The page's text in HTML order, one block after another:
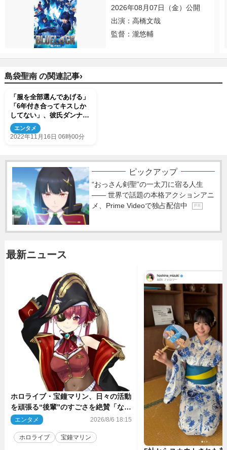
2026年08月07日（金）公開
出演：高橋文哉
監督：瀧悠輔
島袋聖南 の関連記事›
「服を全部選んであげる」
「6年付き合ってキスしか
してない」、彼氏ダンナの
ことが好きすぎる赤井佳子
らの言動に衝撃
エンタメ
2022年11月16日 06時00分
ピックアップ
“おっさん剣聖”の一太刀に宿る人生
―― 世界で話題の本格アクションアニ
メ、Prime Videoで独占配信中
P R
最新ニュース
ホロライブ・宝鐘マリン、日々の活動
を頑張る“後輩”のすごさを絶賛「なろ
う系主人公まである」
エンタメ 2026/8/6 18:15
ホロライブ 宝鐘マリン